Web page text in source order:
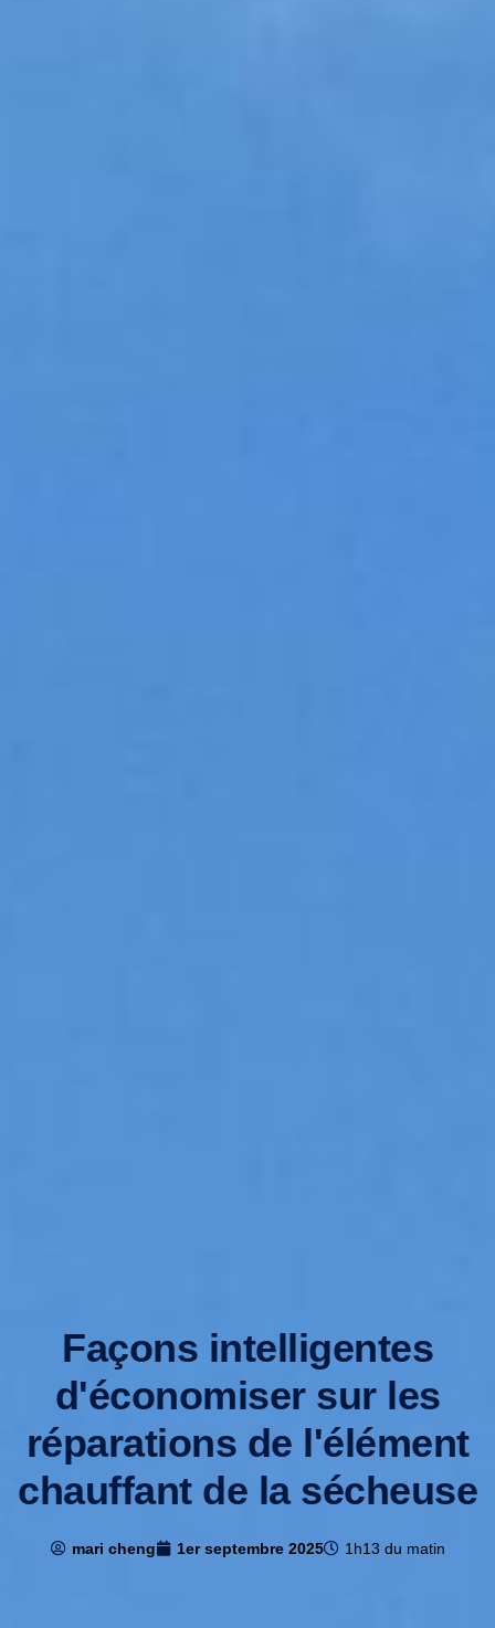
Façons intelligentes
d'économiser sur les
réparations de l'élément
chauffant de la sécheuse
mari cheng 1er septembre 2025 1h13 du matin